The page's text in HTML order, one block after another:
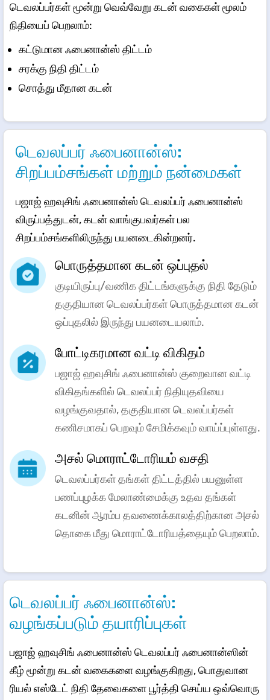
டெவலப்பர்கள் மூன்று வெவ்வேறு கடன் வகைகள் மூலம்
நிதியைப் பெறலாம்:
கட்டுமான ஃபைனான்ஸ் திட்டம்
சரக்கு நிதி திட்டம்
சொத்து மீதான கடன்
டெவலப்பர் ஃபைனான்ஸ்:
சிறப்பம்சங்கள் மற்றும் நன்மைகள்
பஜாஜ் ஹவுசிங் ஃபைனான்ஸ் டெவலப்பர் ஃபைனான்ஸ்
விருப்பத்துடன், கடன் வாங்குபவர்கள் பல
சிறப்பம்சங்களிலிருந்து பயனடைகின்றனர்.
பொருத்தமான கடன் ஒப்புதல்
குடியிருப்பு/வணிக திட்டங்களுக்கு நிதி தேடும்
தகுதியான டெவலப்பர்கள் பொருத்தமான கடன்
ஒப்புதலில் இருந்து பயனடையலாம்.
போட்டிகரமான வட்டி விகிதம்
பஜாஜ் ஹவுசிங் ஃபைனான்ஸ் குறைவான வட்டி
விகிதங்களில் டெவலப்பர் நிதியுதவியை
வழங்குவதால், தகுதியான டெவலப்பர்கள்
கணிசமாகப் பெறவும் சேமிக்கவும் வாய்ப்புள்ளது.
அசல் மொராட்டோரியம் வசதி
டெவலப்பர்கள் தங்கள் திட்டத்தில் பயனுள்ள
பணப்புழக்க மேலாண்மைக்கு உதவ தங்கள்
கடனின் ஆரம்ப தவணைக்காலத்திற்கான அசல்
தொகை மீது மொராட்டோரியத்தையும் பெறலாம்.
டெவலப்பர் ஃபைனான்ஸ்:
வழங்கப்படும் தயாரிப்புகள்
பஜாஜ் ஹவுசிங் ஃபைனான்ஸ் டெவலப்பர் ஃபைனான்ஸின்
கீழ் மூன்று கடன் வகைகளை வழங்குகிறது, பொதுவான
ரியல் எஸ்டேட் நிதி தேவைகளை பூர்த்தி செய்ய ஒவ்வொரு